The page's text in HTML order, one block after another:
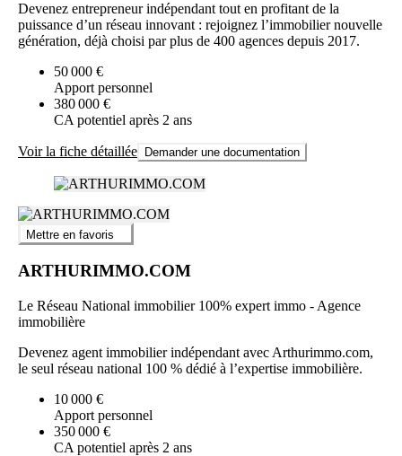
Devenez entrepreneur indépendant tout en profitant de la
puissance d’un réseau innovant : rejoignez l’immobilier nouvelle
génération, déjà choisi par plus de 400 agences depuis 2017.
50 000 €
Apport personnel
380 000 €
CA potentiel après 2 ans
Voir la fiche détaillée Demander une documentation
Mettre en favoris
ARTHURIMMO.COM
Le Réseau National immobilier 100% expert immo - Agence
immobilière
Devenez agent immobilier indépendant avec Arthurimmo.com,
le seul réseau national 100 % dédié à l’expertise immobilière.
10 000 €
Apport personnel
350 000 €
CA potentiel après 2 ans